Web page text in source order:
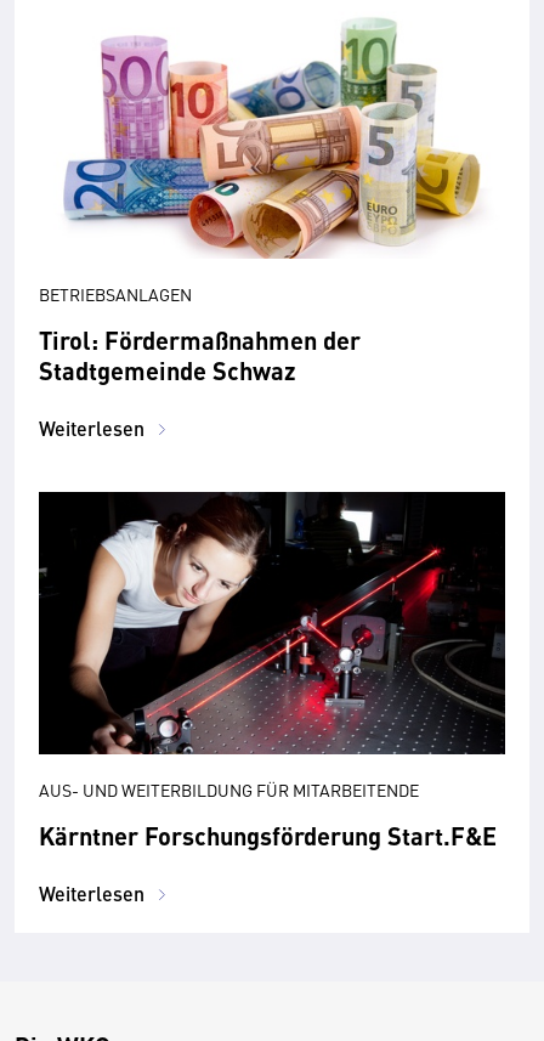
BETRIEBSANLAGEN
Tirol: Fördermaßnahmen der
Stadtgemeinde Schwaz
Weiterlesen
AUS- UND WEITERBILDUNG FÜR MITARBEITENDE
Kärntner Forschungsförderung Start.F&E
Weiterlesen